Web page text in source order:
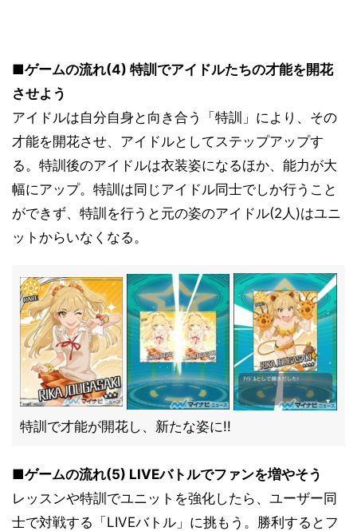
■ゲームの流れ(4) 特訓でアイドルたちの才能を開花
させよう
アイドルは自分自身と向き合う「特訓」により、その
才能を開花させ、アイドルとしてステップアップす
る。特訓後のアイドルは衣装姿になるほか、能力が大
幅にアップ。特訓は同じアイドル同士でしか行うこと
ができず、特訓を行うと元の姿のアイドル(2人)はユニ
ットからいなくなる。
特訓で才能が開花し、新たな姿に!!
■ゲームの流れ(5) LIVEバトルでファンを増やそう
レッスンや特訓でユニットを強化したら、ユーザー同
士で対戦する「LIVEバトル」に挑もう。勝利するとフ